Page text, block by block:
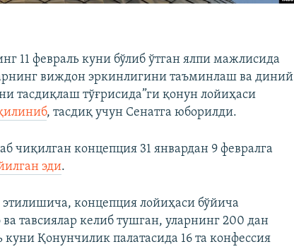
11 февраль куни бўлиб ўтган ялпи мажлисида
виждон эркинлигини таъминлаш ва диний
тасдиқлаш тўғрисида”ги қонун лойиҳаси
, тасдиқ учун Сенатга юборилди.
чиқилган концепция 31 январдан 9 февралга
эди.
концепция лойиҳаси бўйича
тавсиялар келиб тушган, уларнинг 200 дан
Қонунчилик палатасида 16 та конфессия